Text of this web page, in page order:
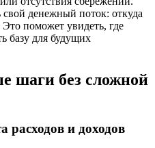
денежный поток: откуда
Это поможет увидеть, где
базу для будущих
шаги без сложной
расходов и доходов